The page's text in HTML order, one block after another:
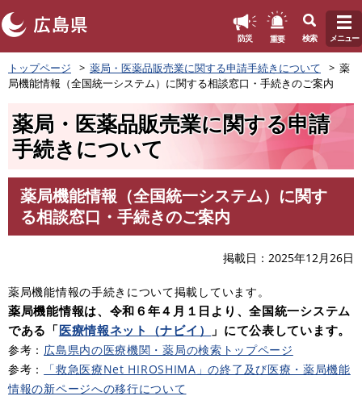
ペ
ー
ジ
す
防災 重要 検索 メニュー
トップページ 薬局・医薬品販売業に関する申請手続きについて
薬
局機能情報（全国統一システム）に関する相談窓口・手続きのご案内
薬局・医薬品販売業に関する申請
手続きについて
薬局機能情報（全国統一システム）に関す
る相談窓口・手続きのご案内
掲載日 2025年12月26日
薬局機能情報の手続きについて掲載しています。
薬局機能情報は、令和６年４月１日より、全国統一システム
である「医療情報ネット（ナビイ） 」にて公表しています。
参考： 広島県内の医療機関・薬局の検索トップページ
参考：
「救急医療Net HIROSHIMA」の終了及び医療・薬局機能
情報の新ページへの移行について